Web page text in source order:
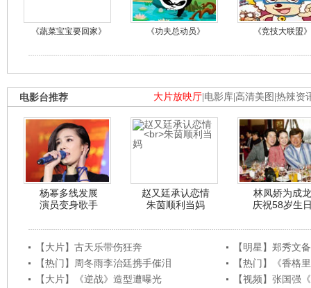
《蔬菜宝宝要回家》 《功夫总动员》 《竞技大联盟》
大片放映厅 电影库 高清美图 热辣资
电影台推荐
杨幂多线发展
演员变身歌手
赵又廷承认恋情
朱茵顺利当妈
林凤娇为成龙
庆祝58岁生
【大片】古天乐带伤狂奔
【明星】郑秀文
【热门】周冬雨李治廷携手催泪
【热门】《香格
【大片】《逆战》造型遭曝光
【视频】张国强